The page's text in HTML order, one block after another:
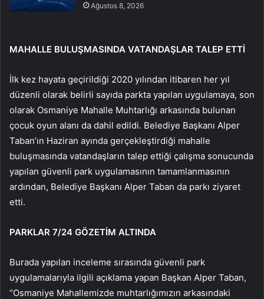
Ağustos 8, 2026
MAHALLE BULUŞMASINDA VATANDAŞLAR TALEP ETTİ
İlk kez hayata geçirildiği 2020 yılından itibaren her yıl
düzenli olarak belirli sayıda parkta yapılan uygulamaya, son
olarak Osmaniye Mahalle Muhtarlığı arkasında bulunan
çocuk oyun alanı da dahil edildi. Belediye Başkanı Alper
Taban’ın Haziran ayında gerçekleştirdiği mahalle
buluşmasında vatandaşların talep ettiği çalışma sonucunda
yapılan güvenli park uygulamasının tamamlanmasının
ardından, Belediye Başkanı Alper Taban da parkı ziyaret
etti.
PARKLAR 7/24 GÖZETİM ALTINDA
Burada yapılan inceleme sırasında güvenli park
uygulamalarıyla ilgili açıklama yapan Başkan Alper Taban,
“Osmaniye Mahallemizde muhtarlığımızın arkasındaki